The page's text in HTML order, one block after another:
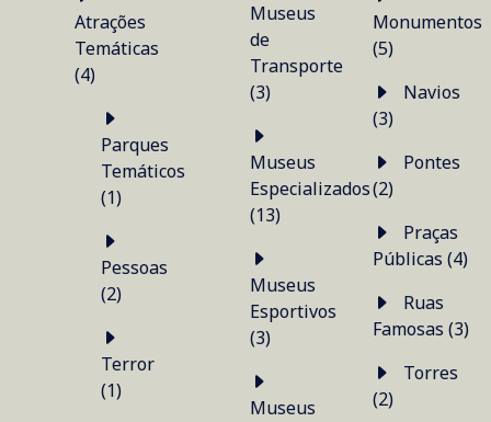
Atrações
Temáticas
(4)
Parques
Temáticos
(1)
Pessoas
(2)
Terror
(1)
Museus
de
Transporte
(3)
Museus
Especializados
(13)
Museus
Esportivos
(3)
Museus
Monumentos
(5)
(3)
(2)
Públicas (4)
Famosas (3)
(2)